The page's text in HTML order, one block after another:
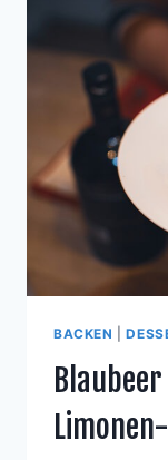
BACKEN |